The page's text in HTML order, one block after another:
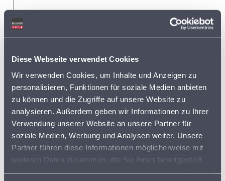
Diese Webseite verwendet Cookies
Wir verwenden Cookies, um Inhalte und Anzeigen zu
personalisieren, Funktionen für soziale Medien anbieten
zu können und die Zugriffe auf unsere Website zu
analysieren. Außerdem geben wir Informationen zu Ihrer
Verwendung unserer Website an unsere Partner für
soziale Medien, Werbung und Analysen weiter. Unsere
Partner führen diese Informationen möglicherweise mit
weiteren Daten zusammen, die Sie ihnen bereitgestellt
Neue Datenaktualisierung: Erweiterter
Tags:
ADRESSEN
ADRESSEN DER SUPERMÄRKTE IN DEUTSCHLAND
AKTIONSPREISE
BVDA